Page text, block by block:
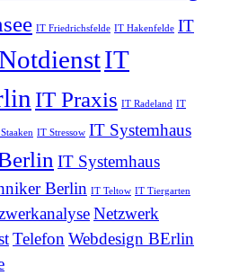
IT Friedrichsfelde IT Hakenfelde IT
IT
IT Praxis IT Radeland IT
IT Stressow IT Systemhaus
IT Systemhaus
Berlin IT Teltow IT Tiergarten
Netzwerk
Telefon Webdesign BErlin